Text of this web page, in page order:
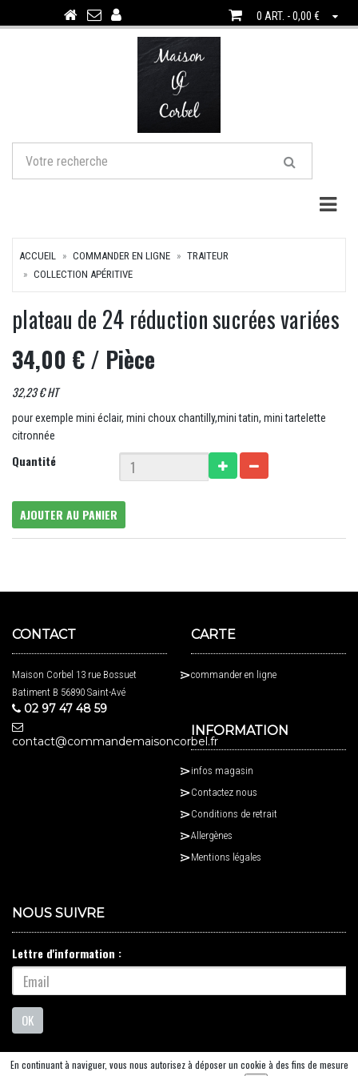
0 ART. - 0,00 €
ACCUEIL COMMANDER EN LIGNE
TRAITEUR
COLLECTION APÉRITIVE
plateau de 24 réduction sucrées variées
34,00 €/ Pièce
32,23 € HT
pour exemple mini éclair, mini choux chantilly,mini tatin, mini tartelette
citronnée
Quantité
AJOUTER AU PANIER
CONTACT
Maison Corbel 13 rue Bossuet
Batiment B 56890 Saint-Avé
02 97 47 48 59
contact@commandemaisoncorbel.fr
CARTE
commander en ligne
INFORMATION
infos magasin
Contactez nous
Conditions de retrait
Allergènes
Mentions légales
NOUS SUIVRE
Lettre d'information :
OK
En continuant à naviguer, vous nous autorisez à déposer un cookie à des fins de mesure